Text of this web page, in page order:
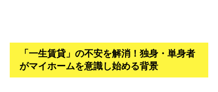
「一生賃貸」の不安を解消！独身・単身者
がマイホームを意識し始める背景